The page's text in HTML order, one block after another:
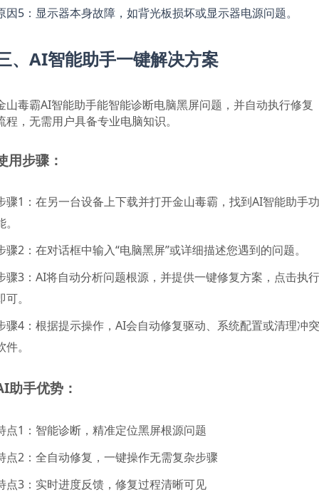
因5：显示器本身故障，如背光板损坏或显示器电源问题。
、AI智能助手一键解决方案
山毒霸AI智能助手能智能诊断电脑黑屏问题，并自动执行修复
程，无需用户具备专业电脑知识。
用步骤：
骤1：在另一台设备上下载并打开金山毒霸，找到AI智能助手功
骤2：在对话框中输入“电脑黑屏”或详细描述您遇到的问题。
骤3：AI将自动分析问题根源，并提供一键修复方案，点击执行
可。
骤4：根据提示操作，AI会自动修复驱动、系统配置或清理冲突
件。
助手优势：
点1：智能诊断，精准定位黑屏根源问题
点2：全自动修复，一键操作无需复杂步骤
点3：实时进度反馈，修复过程清晰可见